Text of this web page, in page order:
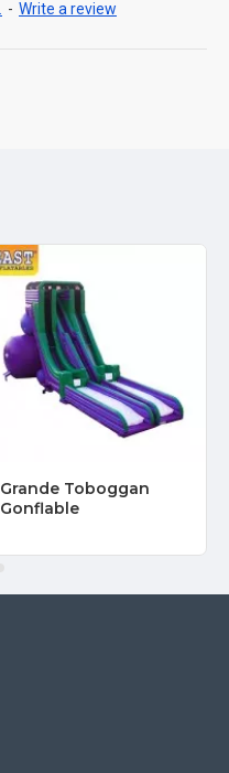
- Write a review
Grande Toboggan
Gonflable